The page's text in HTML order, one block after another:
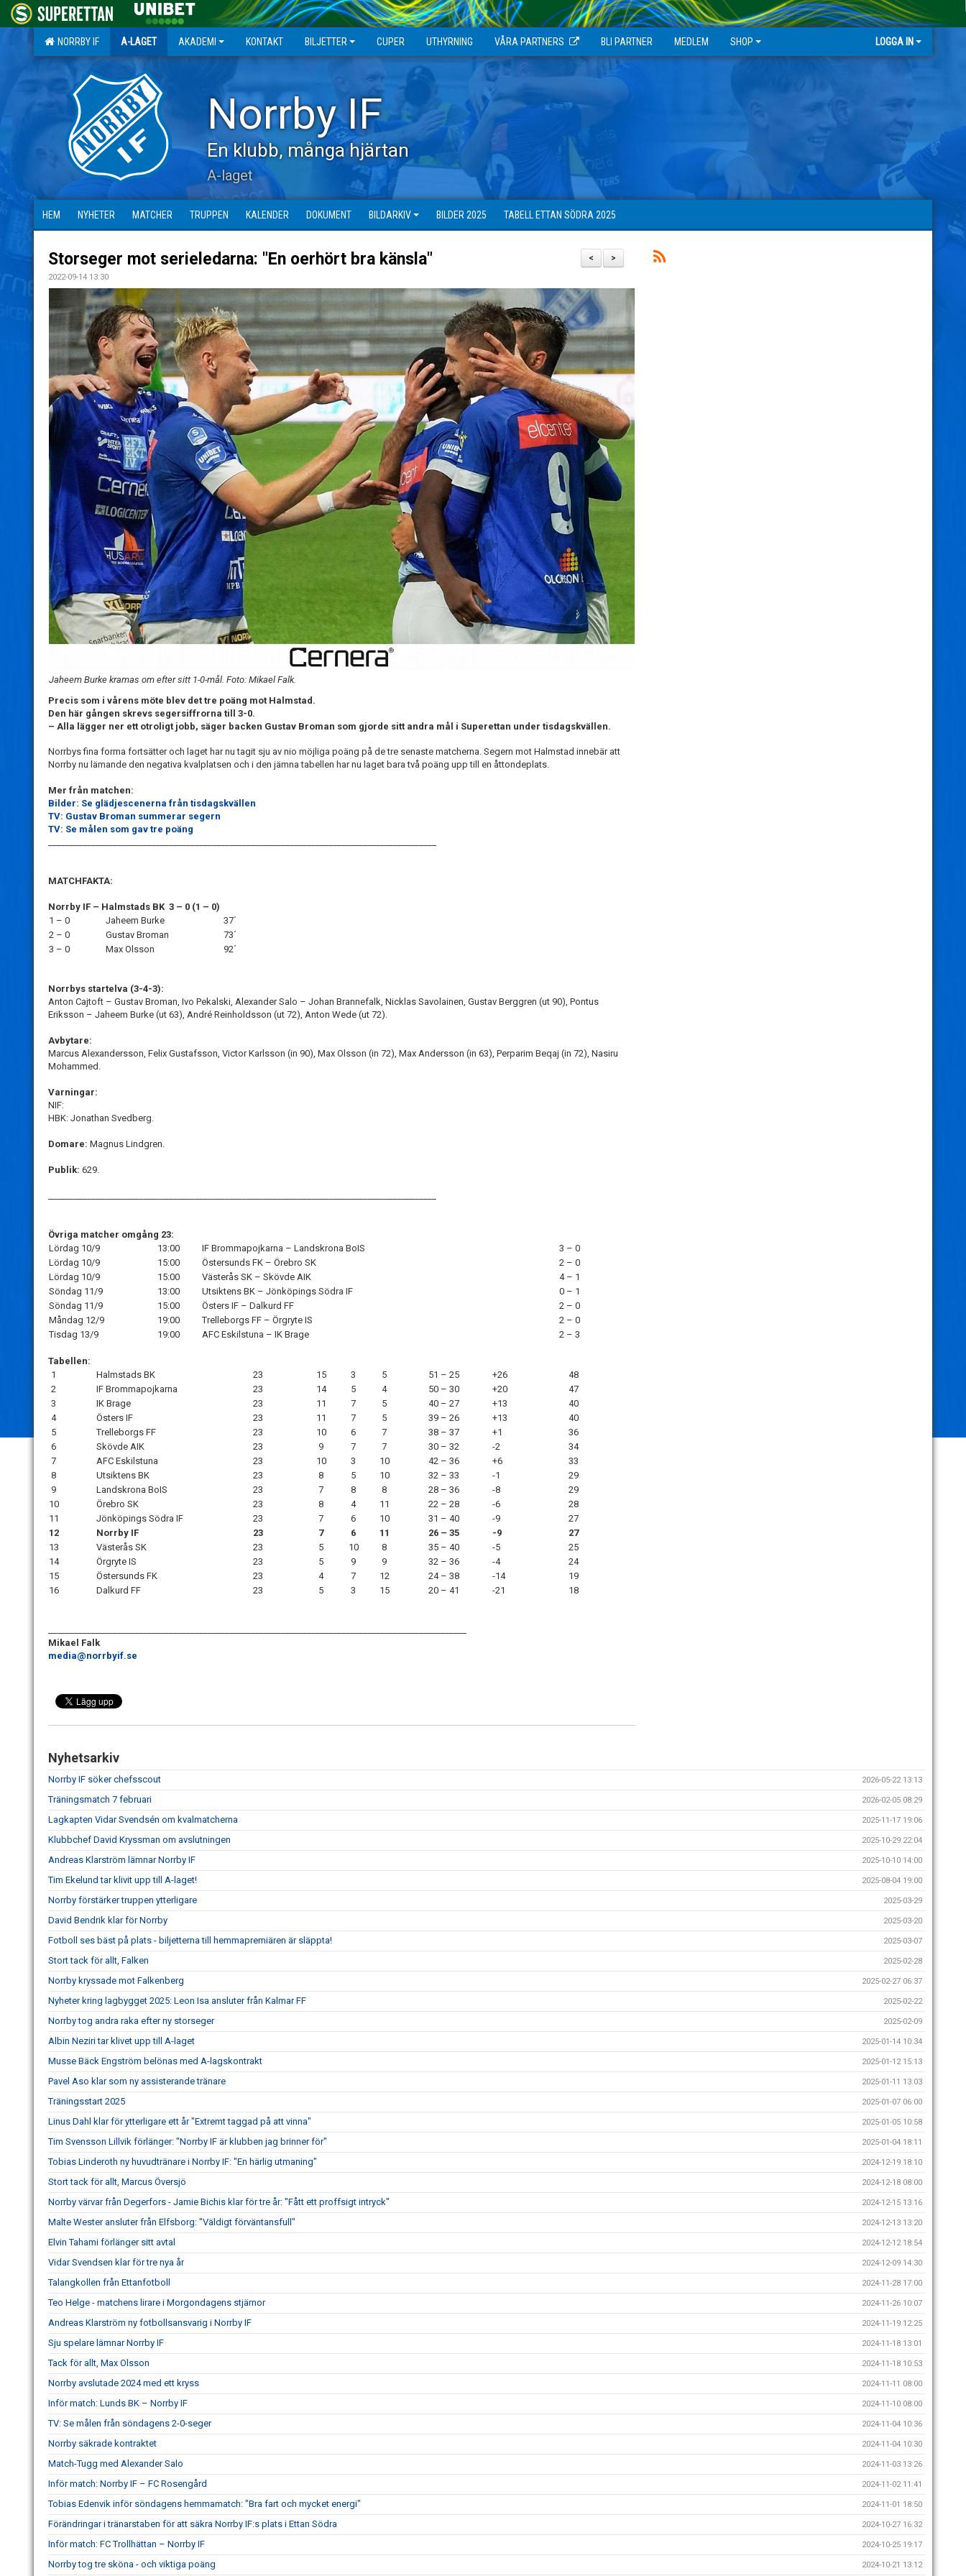
NORRBY IF A-LAGET AKADEMI KONTAKT BILJETTER CUPER UTHYRNING VÅRA PARTNERS BLI PARTNER MEDLEM SHOP LOGGA IN
Norrby IF
En klubb, många hjärtan
A-laget
HEM NYHETER MATCHER TRUPPEN KALENDER DOKUMENT BILDARKIV BILDER 2025 TABELL ETTAN SÖDRA 2025
>
<
Storseger mot serieledarna: "En oerhört bra känsla"
2022-09-14 13:30
Jaheem Burke kramas om efter sitt 1-0-mål. Foto: Mikael Falk.
Precis som i vårens möte blev det tre poäng mot Halmstad.
Den här gången skrevs segersiffrorna till 3-0.
– Alla lägger ner ett otroligt jobb, säger backen Gustav Broman som gjorde sitt andra mål i Superettan under tisdagskvällen.
Norrbys fina forma fortsätter och laget har nu tagit sju av nio möjliga poäng på de tre senaste matcherna. Segern mot Halmstad innebär att
Norrby nu lämande den negativa kvalplatsen och i den jämna tabellen har nu laget bara två poäng upp till en åttondeplats.
Mer från matchen:
Bilder: Se glädjescenerna från tisdagskvällen
TV: Gustav Broman summerar segern
TV: Se målen som gav tre poäng
MATCHFAKTA:
Norrby IF – Halmstads BK 3 – 0 (1 – 0)
1 – 0
Jaheem Burke
37´
2 – 0
Gustav Broman
73´
3 – 0
Max Olsson 92´
Norrbys startelva (3-4-3):
Anton Cajtoft – Gustav Broman, Ivo Pekalski, Alexander Salo – Johan Brannefalk, Nicklas Savolainen, Gustav Berggren (ut 90), Pontus
Eriksson – Jaheem Burke (ut 63), André Reinholdsson (ut 72), Anton Wede (ut 72).
Avbytare:
Marcus Alexandersson, Felix Gustafsson, Victor Karlsson (in 90), Max Olsson (in 72), Max Andersson (in 63), Perparim Beqaj (in 72), Nasiru
Mohammed.
Varningar:
NIF:
HBK: Jonathan Svedberg.
Domare: Magnus Lindgren.
Publik: 629.
Övriga matcher omgång 23:
Lördag 10/9
13:00 IF Brommapojkarna – Landskrona BoIS
3 – 0
Lördag 10/9
15:00 Östersunds FK – Örebro SK
2 – 0
Lördag 10/9
15:00 Västerås SK – Skövde AIK
4 – 1
Söndag 11/9
13:00 Utsiktens BK – Jönköpings Södra IF
0 – 1
Söndag 11/9
15:00 Östers IF – Dalkurd FF
2 – 0
Måndag 12/9
19:00 Trelleborgs FF – Örgryte IS
2 – 0
Tisdag 13/9
19:00 AFC Eskilstuna – IK Brage 2 – 3
Tabellen:
1
Halmstads BK 23 15 3 5 51 – 25 +26
48
2
IF Brommapojkarna 23 14 5 4 50 – 30 +20
47
3
IK Brage 23 11 7 5 40 – 27 +13
40
4
Östers IF 23 11 7 5 39 – 26 +13
40
5
Trelleborgs FF 23 10 6 7 38 – 37 +1
36
6
Skövde AIK 23 9 7 7 30 – 32 -2
34
7
AFC Eskilstuna 23 10 3 10 42 – 36 +6
33
8
Utsiktens BK 23 8 5 10 32 – 33 -1
29
9
Landskrona BoIS 23 7 8 8 28 – 36 -8
29
10
Örebro SK 23 8 4 11 22 – 28 -6
28
11
Jönköpings Södra IF 23 7 6 10 31 – 40 -9
27
12
Norrby IF 23 7 6 11 26 – 35 -9
27
13
Västerås SK 23 5 10 8 35 – 40 -5
25
14
Örgryte IS 23 5 9 9 32 – 36 -4
24
15
Östersunds FK 23 4 7 12 24 – 38 -14
19
16
Dalkurd FF 23 5 3 15 20 – 41 -21 18
Mikael Falk
media@norrbyif.se
Nyhetsarkiv
Norrby IF söker chefsscout 2026-05-22 13:13
Träningsmatch 7 februari 2026-02-05 08:29
Lagkapten Vidar Svendsén om kvalmatcherna 2025-11-17 19:06
Klubbchef David Kryssman om avslutningen 2025-10-29 22:04
Andreas Klarström lämnar Norrby IF 2025-10-10 14:00
Tim Ekelund tar klivit upp till A-laget! 2025-08-04 19:00
Norrby förstärker truppen ytterligare 2025-03-29
David Bendrik klar för Norrby 2025-03-20
Fotboll ses bäst på plats - biljetterna till hemmapremiären är släppta! 2025-03-07
Stort tack för allt, Falken 2025-02-28
Norrby kryssade mot Falkenberg 2025-02-27 06:37
Nyheter kring lagbygget 2025: Leon Isa ansluter från Kalmar FF 2025-02-22
Norrby tog andra raka efter ny storseger 2025-02-09
Albin Neziri tar klivet upp till A-laget 2025-01-14 10:34
Musse Bäck Engström belönas med A-lagskontrakt 2025-01-12 15:13
Pavel Aso klar som ny assisterande tränare 2025-01-11 13:03
Träningsstart 2025 2025-01-07 06:00
Linus Dahl klar för ytterligare ett år "Extremt taggad på att vinna" 2025-01-05 10:58
Tim Svensson Lillvik förlänger: "Norrby IF är klubben jag brinner för" 2025-01-04 18:11
Tobias Linderoth ny huvudtränare i Norrby IF: "En härlig utmaning" 2024-12-19 18:10
Stort tack för allt, Marcus Översjö 2024-12-18 08:00
Norrby värvar från Degerfors - Jamie Bichis klar för tre år: "Fått ett proffsigt intryck" 2024-12-15 13:16
Malte Wester ansluter från Elfsborg: "Väldigt förväntansfull" 2024-12-13 13:20
Elvin Tahami förlänger sitt avtal 2024-12-12 18:54
Vidar Svendsen klar för tre nya år 2024-12-09 14:30
Talangkollen från Ettanfotboll 2024-11-28 17:00
Teo Helge - matchens lirare i Morgondagens stjärnor 2024-11-26 10:07
Andreas Klarström ny fotbollsansvarig i Norrby IF 2024-11-19 12:25
Sju spelare lämnar Norrby IF 2024-11-18 13:01
Tack för allt, Max Olsson 2024-11-18 10:53
Norrby avslutade 2024 med ett kryss 2024-11-11 08:00
Inför match: Lunds BK – Norrby IF 2024-11-10 08:00
TV: Se målen från söndagens 2-0-seger 2024-11-04 10:36
Norrby säkrade kontraktet 2024-11-04 10:30
Match-Tugg med Alexander Salo 2024-11-03 13:26
Inför match: Norrby IF – FC Rosengård 2024-11-02 11:41
Tobias Edenvik inför söndagens hemmamatch: "Bra fart och mycket energi" 2024-11-01 18:50
Förändringar i tränarstaben för att säkra Norrby IF:s plats i Ettan Södra 2024-10-27 16:32
Inför match: FC Trollhättan – Norrby IF 2024-10-25 19:17
Norrby tog tre sköna - och viktiga poäng 2024-10-21 13:12